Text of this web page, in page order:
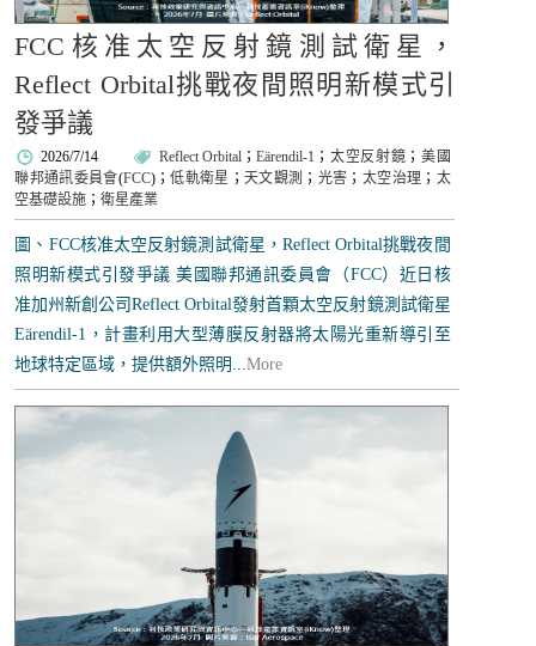
FCC核准太空反射鏡測試衛星，
Reflect Orbital挑戰夜間照明新模式引
發爭議
2026/7/14 Reflect Orbital ；Eärendil-1 ； 太空反射鏡 ； 美國
聯邦通訊委員會(FCC)； 低軌衛星 ； 天文觀測 ； 光害 ； 太空治理 ； 太
空基礎設施 ；衛星產業
圖、FCC核准太空反射鏡測試衛星，Reflect Orbital挑戰夜間
照明新模式引發爭議 美國聯邦通訊委員會（FCC）近日核
准加州新創公司Reflect Orbital發射首顆太空反射鏡測試衛星
Eärendil-1，計畫利用大型薄膜反射器將太陽光重新導引至
地球特定區域，提供額外照明...More